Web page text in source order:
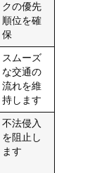
クの優先
順位を確
保
スムーズ
な交通の
流れを維
持します
不法侵入
を阻止し
ます